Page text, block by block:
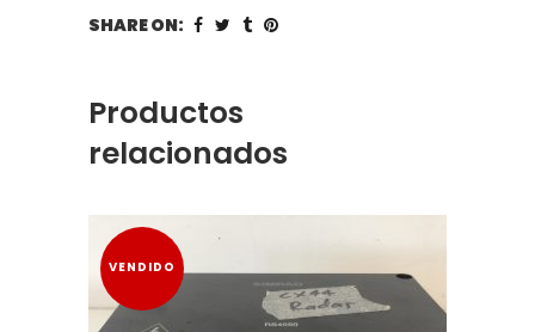
SHARE ON:
Productos
relacionados
VENDIDO